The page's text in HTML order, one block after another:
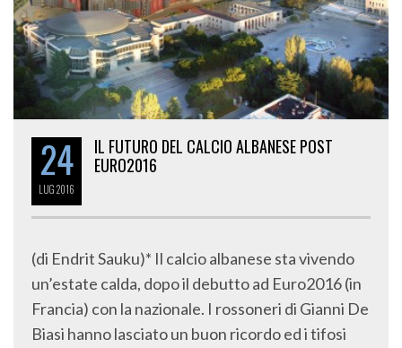
24
LUG2016
IL FUTURO DEL CALCIO ALBANESE POST
EURO2016
(di Endrit Sauku)* Il calcio albanese sta vivendo
un’estate calda, dopo il debutto ad Euro2016 (in
Francia) con la nazionale. I rossoneri di Gianni De
Biasi hanno lasciato un buon ricordo ed i tifosi